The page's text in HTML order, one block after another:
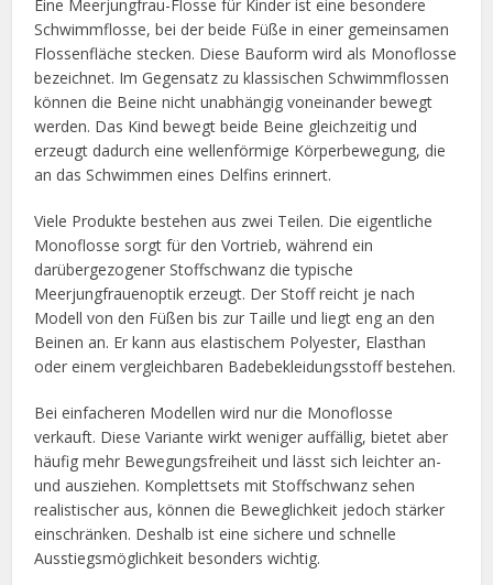
Eine Meerjungfrau-Flosse für Kinder ist eine besondere
Schwimmflosse, bei der beide Füße in einer gemeinsamen
Flossenfläche stecken. Diese Bauform wird als Monoflosse
bezeichnet. Im Gegensatz zu klassischen Schwimmflossen
können die Beine nicht unabhängig voneinander bewegt
werden. Das Kind bewegt beide Beine gleichzeitig und
erzeugt dadurch eine wellenförmige Körperbewegung, die
an das Schwimmen eines Delfins erinnert.
Viele Produkte bestehen aus zwei Teilen. Die eigentliche
Monoflosse sorgt für den Vortrieb, während ein
darübergezogener Stoffschwanz die typische
Meerjungfrauenoptik erzeugt. Der Stoff reicht je nach
Modell von den Füßen bis zur Taille und liegt eng an den
Beinen an. Er kann aus elastischem Polyester, Elasthan
oder einem vergleichbaren Badebekleidungsstoff bestehen.
Bei einfacheren Modellen wird nur die Monoflosse
verkauft. Diese Variante wirkt weniger auffällig, bietet aber
häufig mehr Bewegungsfreiheit und lässt sich leichter an-
und ausziehen. Komplettsets mit Stoffschwanz sehen
realistischer aus, können die Beweglichkeit jedoch stärker
einschränken. Deshalb ist eine sichere und schnelle
Ausstiegsmöglichkeit besonders wichtig.